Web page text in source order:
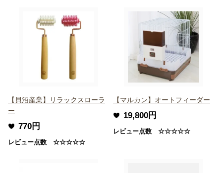
【貝沼産業】リラックスローラ
ー
770円
レビュー点数 ☆☆☆☆☆
【マルカン】オートフィーダー
19,800円
レビュー点数 ☆☆☆☆☆